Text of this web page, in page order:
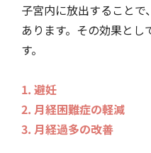
子宮内に放出すること
あります。その効果と
す。
1. 避妊
2. 月経困難症の軽減
3. 月経過多の改善